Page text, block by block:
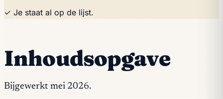
✓ Je staat al op de lijst.
Inhoudsopgave
Bijgewerkt mei 2026.